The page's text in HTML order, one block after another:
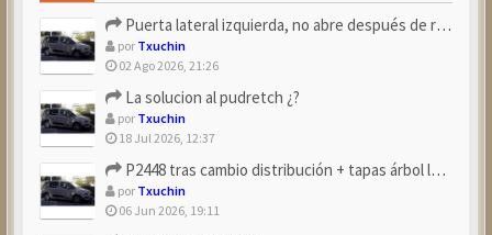
Puerta lateral izquierda, no abre después de repostar.
por Txuchin
02 Ago 2026, 21:26
La solucion al pudretch ¿?
por Txuchin
18 Jul 2026, 12:37
P2448 tras cambio distribución + tapas árbol levas
por Txuchin
06 Jun 2026, 19:11